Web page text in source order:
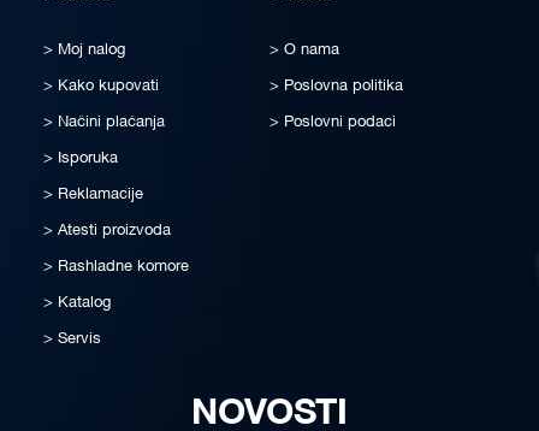
Moj nalog
Kako kupovati
Načini plaćanja
Isporuka
Reklamacije
Atesti proizvoda
Rashladne komore
Katalog
Servis
O nama
Poslovna politika
Poslovni podaci
NOVOSTI